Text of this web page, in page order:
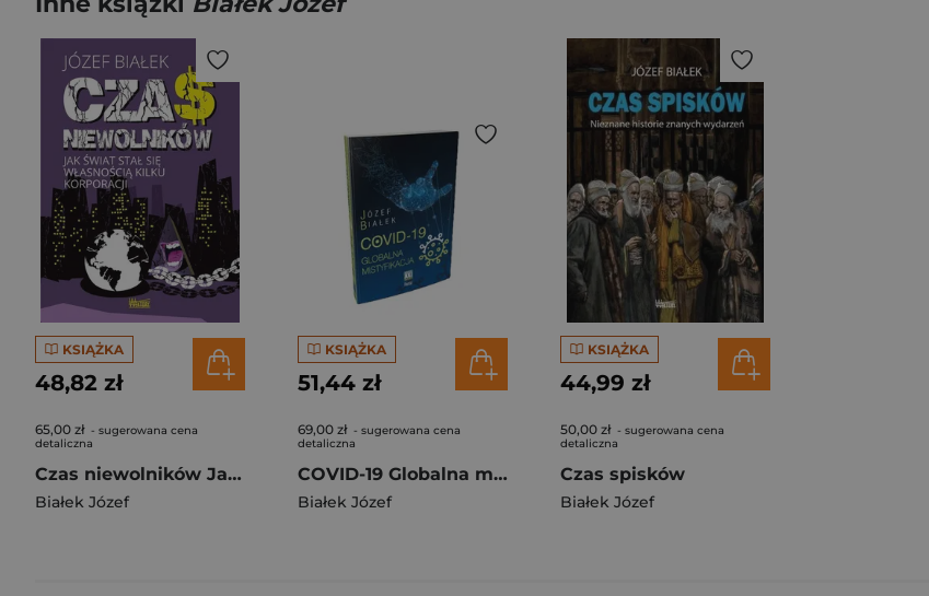
KSIĄŻKA
48,82 zł
65,00 zł - sugerowana cena
detaliczna
Czas niewolników Jak świat stał się własnością kilku korporacji
Białek Józef
KSIĄŻKA
51,44 zł
69,00 zł - sugerowana cena
detaliczna
COVID-19 Globalna mistyfikacja
Białek Józef
KSIĄŻKA
44,99 zł
50,00 zł - sugerowana cena
detaliczna
Czas spisków
Białek Józef